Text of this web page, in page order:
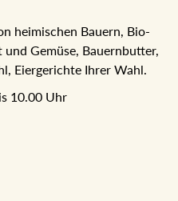
heimischen Bauern, Bio-
Gemüse, Bauernbutter,
Eiergerichte Ihrer Wahl.
10.00 Uhr